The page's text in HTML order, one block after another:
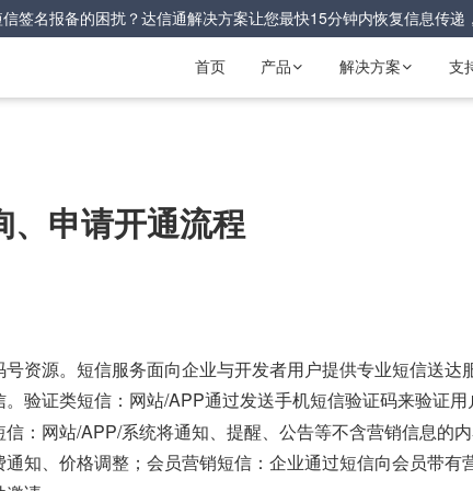
签名报备的困扰？达信通解决方案让您最快15分钟内恢复信息传
首页 产品  解决方案  支
、申请开通流程
资源。短信服务面向企业与开发者用户提供专业短信送达
。验证类短信：网站/APP通过发送手机短信验证码来验证用
：网站/APP/系统将通知、提醒、公告等不含营销信息的
知、价格调整；会员营销短信：企业通过短信向会员带有